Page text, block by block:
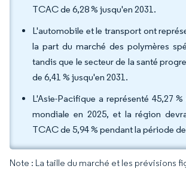
TCAC de 6,28 % jusqu'en 2031.
L'automobile et le transport ont
la part du marché des polymères
tandis que le secteur de la santé
de 6,41 % jusqu'en 2031.
L'Asie-Pacifique a représenté 45,27
mondiale en 2025, et la région
TCAC de 5,94 % pendant la période
Note : La taille du marché et les prévisions